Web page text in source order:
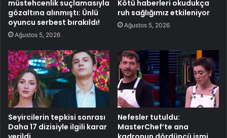
müstehcenlik suçlamasıyla
gözaltına alınmıştı: Ünlü
oyuncu serbest bırakıldı!
Ağustos 5, 2026
Kötü haberleri okudukça
ruh sağlığımız etkileniyor
Ağustos 5, 2026
Seyircilerin tepkisi sonrası
Daha 17 dizisiyle ilgili karar
Nefesler tutuldu:
MasterChef’te ana